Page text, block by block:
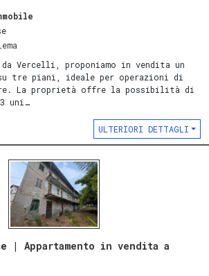
Vercelli, proponiamo in vendita un
tre piani, ideale per operazioni di
La proprietà offre la possibilità di
uni…
ULTERIORI DETTAGLI
| Appartamento in vendita a